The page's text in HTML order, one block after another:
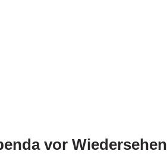
vor Wiedersehen